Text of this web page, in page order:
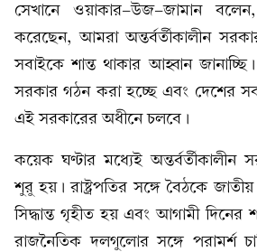
সেখানে ওয়াকার-উজ-জামান বলেন,
করেছেন, আমরা অন্তর্বর্তীকালীন
সবাইকে শান্ত থাকার আহ্বান জানাচ্ছি।
সরকার গঠন করা হচ্ছে এবং দেশের
এই সরকারের অধীনে চলবে।
কয়েক ঘণ্টার মধ্যেই অন্তর্বর্তীকালীন
শুরু হয়। রাষ্ট্রপতির সঙ্গে বৈঠকে
সিদ্ধান্ত গৃহীত হয় এবং আগামী দিনের
রাজনৈতিক দলগুলোর সঙ্গে পরামর্শ